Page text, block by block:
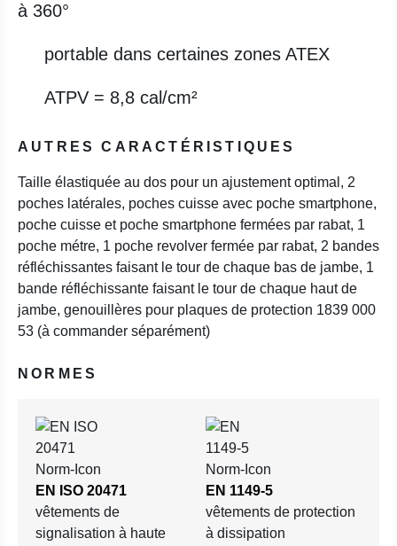
à 360°
portable dans certaines zones ATEX
ATPV = 8,8 cal/cm²
AUTRES CARACTÉRISTIQUES
Taille élastiquée au dos pour un ajustement optimal, 2
poches latérales, poches cuisse avec poche smartphone,
poche cuisse et poche smartphone fermées par rabat, 1
poche métre, 1 poche revolver fermée par rabat, 2 bandes
réfléchissantes faisant le tour de chaque bas de jambe, 1
bande réfléchissante faisant le tour de chaque haut de
jambe, genouillères pour plaques de protection 1839 000
53 (à commander séparément)
NORMES
EN ISO 20471
vêtements de
signalisation à haute
EN 1149-5
vêtements de protection
à dissipation